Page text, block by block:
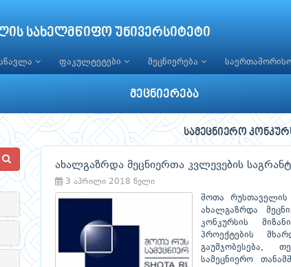
სახელმწიფო უნივერსიტეტი
ფაკულტეტები მეცნიერება
მეცნიერება
სამეცნიერო
ახალგაზრდა მეცნიერთა კვლევების
3 აპრილი 2018 წელი
შოთა
ახალგაზრდა
კონკურსის
პროექტების
გაუმჯობესება,
სამეცნიერო